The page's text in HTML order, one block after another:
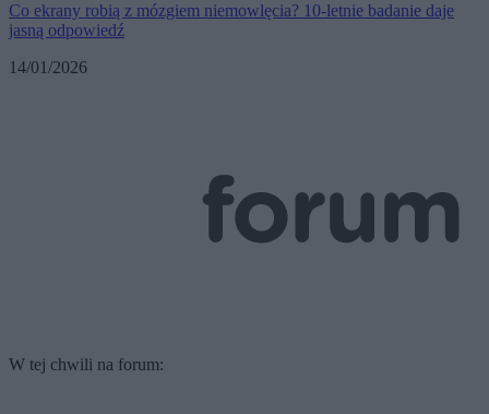
Co ekrany robią z mózgiem niemowlęcia? 10-letnie badanie daje
jasną odpowiedź
14/01/2026
W tej chwili na forum: